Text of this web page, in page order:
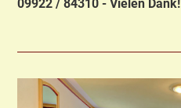
09922 / 84310 - Vielen Dank!